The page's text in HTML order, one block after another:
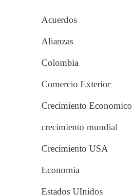
Acuerdos
Alianzas
Colombia
Comercio Exterior
Crecimiento Economico
crecimiento mundial
Crecimiento USA
Economia
Estados UInidos